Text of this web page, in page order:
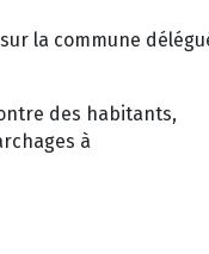
la commune
des habitants,
à